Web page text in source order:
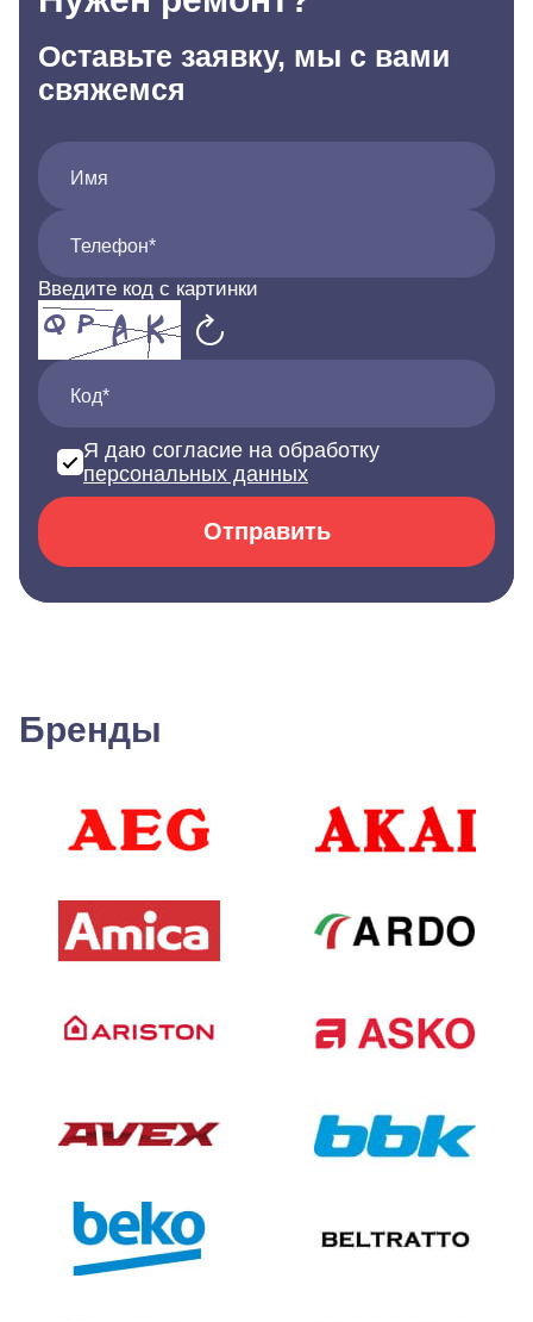
Оставьте заявку, мы с вами
свяжемся
Имя
Телефон*
Введите код с картинки
Код*
Я даю согласие на обработку
персональных данных
Отправить
Бренды